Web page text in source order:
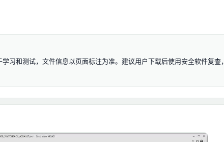
习和测试，文件信息以页面标注为准。建议用户下载后使用安全软件复查，